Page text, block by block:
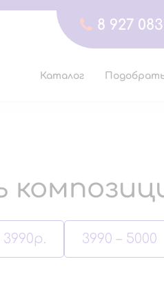
8 927
Каталог
3990 – 5000